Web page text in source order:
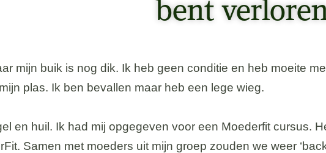
bent
mijn buik is nog dik. Ik heb geen conditie en heb moeite
plas. Ik ben bevallen maar heb een lege wieg.
en huil. Ik had mij opgegeven voor een Moederfit cursus.
Samen met moeders uit mijn groep zouden we weer